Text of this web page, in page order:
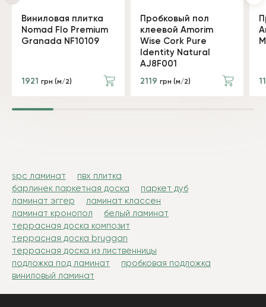
Виниловая плитка
Nomad Flo Premium
Granada NF10109
1921 грн (м/2)
Пробковый пол
клеевой Amorim
Wise Cork Pure
Identity Natural
AJ8F001
2119 грн (м/2)
spc ламинат
пвх плитка
барлинек паркетная доска
паркет дуб
ламинат эггер
ламинат классен
ламинат кронопол
белый ламинат
террасная доска композит
террасная доска bruggan
террасная доска из лиственницы
подложка под ламинат
пробковая подложка
виниловый ламинат